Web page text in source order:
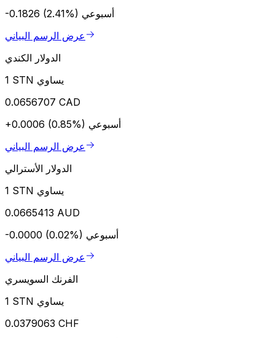
-0.1826 (2.41%) أسبوعي
عرض الرسم البياني
الدولار الكندي
1 STN يساوي
0.0656707 CAD
+0.0006 (0.85%) أسبوعي
عرض الرسم البياني
الدولار الأسترالي
1 STN يساوي
0.0665413 AUD
-0.0000 (0.02%) أسبوعي
عرض الرسم البياني
الفرنك السويسري
1 STN يساوي
0.0379063 CHF